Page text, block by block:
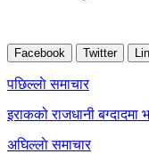
Facebook Twitter
Post
navigation
पछिल्लाे समाचार
इराकको राजधानी बग्दादमा
अघिल्लाे समाचार